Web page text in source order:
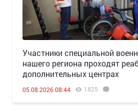
Участники специальной
нашего региона проходят
дополнительных центрах
05.08.2026 08:44 1825